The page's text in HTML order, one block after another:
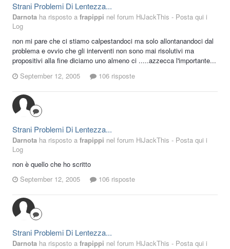
Strani Problemi Di Lentezza...
Darnota ha risposto a frapippi nel forum HiJackThis - Posta qui i
Log
non mi pare che ci stiamo calpestandoci ma solo allontanandoci dal
problema e ovvio che gli interventi non sono mai risolutivi ma
propositivi alla fine diciamo uno almeno ci .....azzecca l'importante...
September 12, 2005
106 risposte
Strani Problemi Di Lentezza...
Darnota ha risposto a frapippi nel forum HiJackThis - Posta qui i
Log
non è quello che ho scritto
September 12, 2005
106 risposte
Strani Problemi Di Lentezza...
Darnota ha risposto a frapippi nel forum HiJackThis - Posta qui i